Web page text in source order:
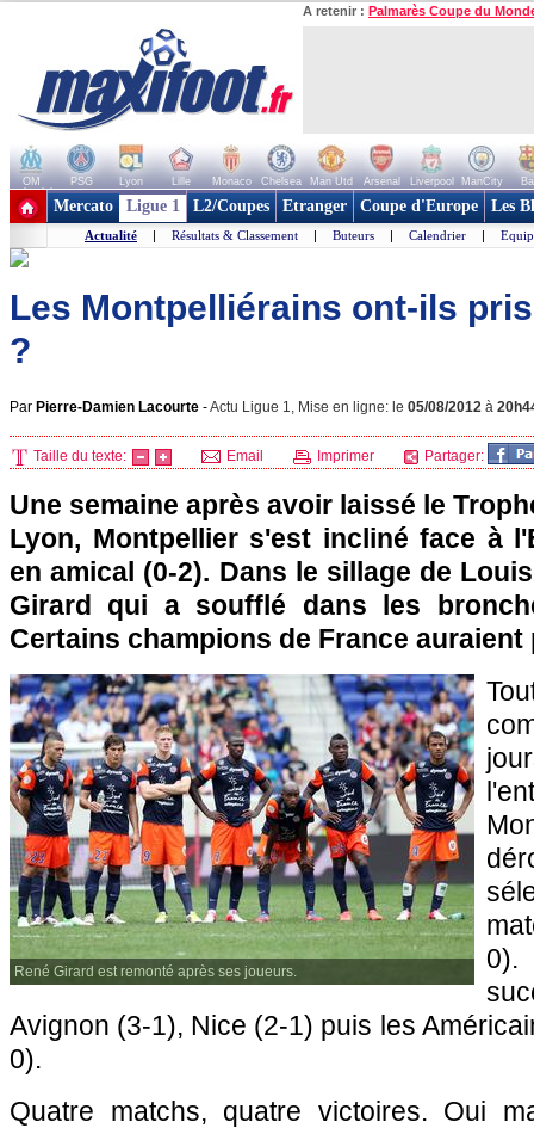
A retenir : Palmarès Coupe du
OM PSG Lyon Lille Monaco Chelsea Man Utd Arsenal Liverpool ManCity
+ de clubs
Mercato Ligue 1 L2/Coupes Etranger Coupe d'Europe Les
Actualité | Résultats & Classement | Buteurs | Calendrier |
Les Montpelliérains ont-ils
?
Par Pierre-Damien Lacourte -Actu Ligue 1, Mise en ligne: le 05/08/2012 à
Taille du texte: Email Imprimer Partager:
Une semaine après avoir laissé le
Lyon, Montpelliers'est incliné face à
en amical (0-2). Dans le sillage de
Girard qui a soufflé dans les
Certains champions de France
René Girard est remonté après ses joueurs.
0).
Avignon (3-1), Nice (2-1) puis les
0).
Quatre matchs, quatre victoires. Oui